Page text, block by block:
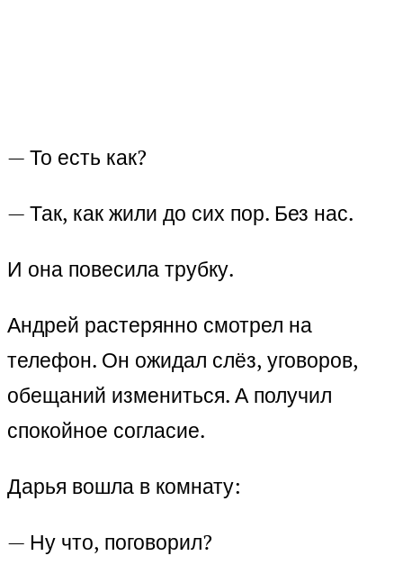
— То есть как?
— Так, как жили до сих пор. Без нас.
И она повесила трубку.
Андрей растерянно смотрел на
телефон. Он ожидал слёз, уговоров,
обещаний измениться. А получил
спокойное согласие.
Дарья вошла в комнату:
— Ну что, поговорил?